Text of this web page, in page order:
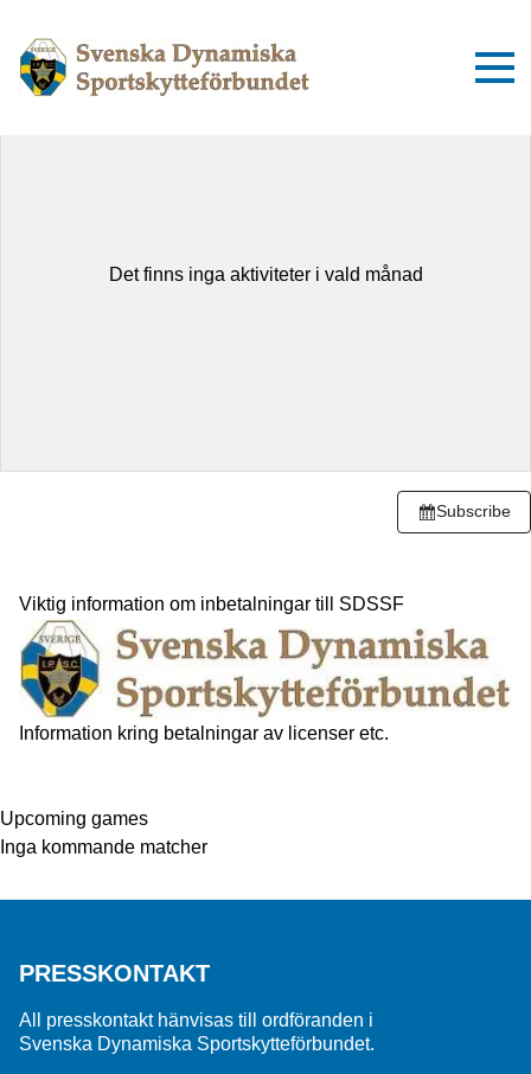
Det finns inga aktiviteter i vald månad
Subscribe
Viktig information om inbetalningar till SDSSF
Information kring betalningar av licenser etc.
Upcoming games
Inga kommande matcher
PRESSKONTAKT
All presskontakt hänvisas till ordföranden i
Svenska Dynamiska Sportskytteförbundet.